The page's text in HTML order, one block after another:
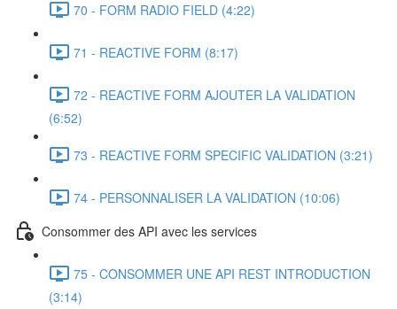
70 - FORM RADIO FIELD (4:22)
71 - REACTIVE FORM (8:17)
72 - REACTIVE FORM AJOUTER LA VALIDATION
(6:52)
73 - REACTIVE FORM SPECIFIC VALIDATION (3:21)
74 - PERSONNALISER LA VALIDATION (10:06)
Consommer des API avec les services
75 - CONSOMMER UNE API REST INTRODUCTION
(3:14)